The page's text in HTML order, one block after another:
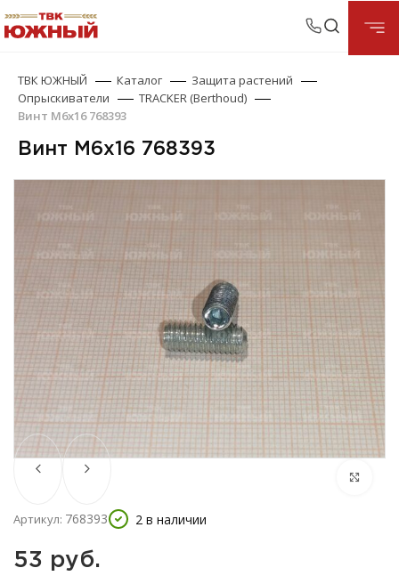
ТВК ЮЖНЫЙ Каталог
Защита растений
Опрыскиватели
TRACKER (Berthoud)
Винт М6х16 768393
Винт М6х16 768393
Артикул: 768393 2 в наличии
53 руб.